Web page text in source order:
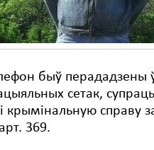
быў перададзены
сетак,
крымінальную справу
369.